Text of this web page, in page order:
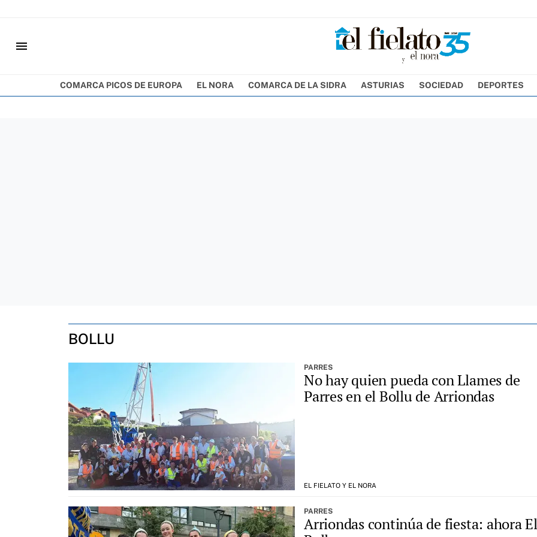
menu
COMARCA PICOS DE EUROPA EL NORA COMARCA DE LA SIDRA ASTURIAS SOCIEDAD DEPORTES
BOLLU
PARRES
No hay quien pueda con Llames de
Parres en el Bollu de Arriondas
EL FIELATO Y EL NORA
PARRES
Arriondas continúa de fiesta: ahora El